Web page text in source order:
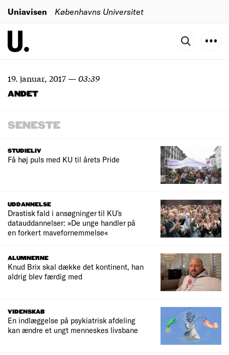
Uniavisen Københavns Universitet
19. januar, 2017—03:39
ANDET
SENESTE
STUDIELIV
Få høj puls med KU til årets Pride
UDDANNELSE
Drastisk fald i ansøgninger til KU's
datauddannelser: »De unge handler på
en forkert mavefornemmelse«
ALUMNERNE
Knud Brix skal dække det kontinent, han
aldrig blev færdig med
VIDENSKAB
En indlæggelse på psykiatrisk afdeling
kan ændre et ungt menneskes livsbane